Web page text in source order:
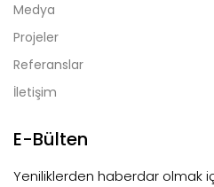
Medya
Projeler
Referanslar
İletişim
E-Bülten
Yeniliklerden haberdar olmak